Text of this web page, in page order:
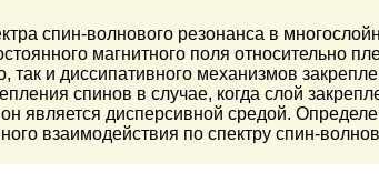
спин-волнового резонанса в
магнитного поля относительно
и диссипативного механизмов
спинов в случае, когда слой
является дисперсивной средой.
взаимодействия по спектру спин-